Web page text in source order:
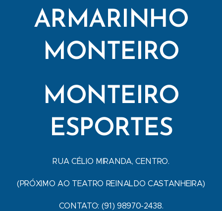
ARMARINHO
MONTEIRO
MONTEIRO
ESPORTES
RUA CÉLIO MIRANDA, CENTRO.
(PRÓXIMO AO TEATRO REINALDO CASTANHEIRA)
CONTATO: (91) 98970-2438.